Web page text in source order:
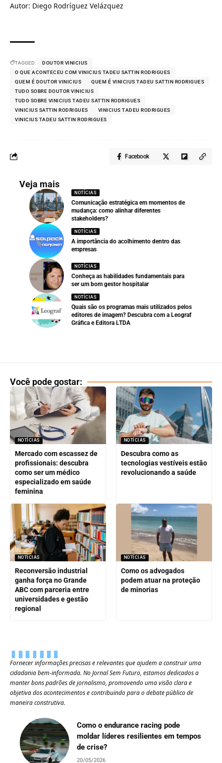
Autor: Diego Rodríguez Velázquez
TAGGED:
DOUTOR VINICIUS
O QUE ACONTECEU COM VINICIUS TADEU SATTIN RODRIGUES
QUEM É DOUTOR VINICIUS
QUEM É VINICIUS TADEU SATTIN RODRIGUES
TUDO SOBRE DOUTOR VINICIUS
TUDO SOBRE VINICIUS TADEU SATTIN RODRIGUES
VINICIUS SATTIN RODRIGUES
VINICIUS TADEU RODRIGUES
VINICIUS TADEU SATTIN RODRIGUES
Facebook
Veja mais
NOTÍCIAS
Comunicação estratégica em momentos de
mudança: como alinhar diferentes
stakeholders?
NOTÍCIAS
A importância do acolhimento dentro das
empresas
NOTÍCIAS
Conheça as habilidades fundamentais para
ser um bom gestor hospitalar
NOTÍCIAS
Quais são os programas mais utilizados pelos
editores de imagem? Descubra com a Leograf
Gráfica e Editora LTDA
Você pode gostar:
NOTÍCIAS
Mercado com escassez de
profissionais: descubra
como ser um médico
especializado em saúde
feminina
NOTÍCIAS
Descubra como as
tecnologias vestíveis estão
revolucionando a saúde
NOTÍCIAS
Reconversão industrial
ganha força no Grande
ABC com parceria entre
universidades e gestão
regional
NOTÍCIAS
Como os advogados
podem atuar na proteção
de minorias
Fornecer informações precisas e relevantes que ajudem a construir uma
cidadania bem-informada. No Jornal Sem Futuro, estamos dedicados a
manter bons padrões de jornalismo, promovendo uma visão clara e
objetiva dos acontecimentos e contribuindo para o debate público de
maneira construtiva.
Como o endurance racing pode
moldar líderes resilientes em tempos
de crise?
20/05/2026